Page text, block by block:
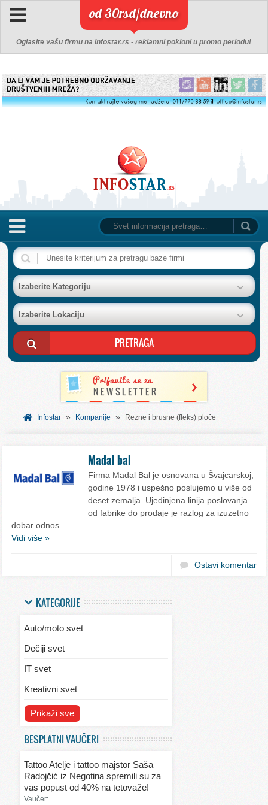
od 30rsd/dnevno
Oglasite vašu firmu na Infostar.rs - reklamni pokloni u promo periodu!
NASLOVNA
BAZA FIRMI
POSLOVNI OGLASI
AKCIJE I KATALOZI
BESPLATNI VAUČERI
SVET INFORMACIJA
Izaberite Kategoriju
Izaberite Lokaciju
Infostar » Kompanije » Rezne i brusne (fleks) ploče
Madal bal
Firma Madal Bal je osnovana u Švajcarskoj,
godine 1978 i uspešno poslujemo u više od
deset zemalja. Ujedinjena linija poslovanja
od fabrike do prodaje je razlog za izuzetno
dobar odnos…
Vidi više »
Ostavi komentar
KATEGORIJE
Auto/moto svet
Dečiji svet
IT svet
Kreativni svet
Svet ekologije
Svet kulinarstva
Svet lepote
Prikaži sve
BESPLATNI VAUČERI
Tattoo Atelje i tattoo majstor Saša
Radojčić iz Negotina spremili su za
vas popust od 40% na tetovaže!
Vaučer: